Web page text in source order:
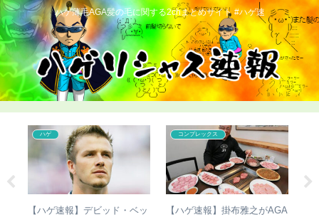
ハゲ薄毛AGA髪の毛に関する2chまとめサイト #ハゲ速
ハゲ
【ハゲ速報】デビッド・ベッ
コンプレックス
【ハゲ速報】掛布雅之がAGA